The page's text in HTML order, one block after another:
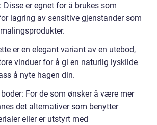
Disse er egnet for å brukes som
lagring av sensitive gjenstander som
er en elegant variant av en utebod,
vinduer for å gi en naturlig lyskilde
å nyte hagen din.
For de som ønsker å være mer
det alternativer som benytter
eller er utstyrt med